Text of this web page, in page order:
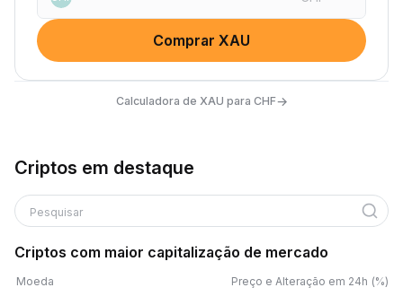
Comprar XAU
Calculadora de XAU para CHF→
Criptos em destaque
Pesquisar
Criptos com maior capitalização de mercado
Moeda Preço e Alteração em 24h (%)